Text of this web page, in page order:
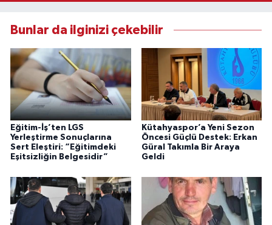
Bunlar da ilginizi çekebilir
Eğitim-İş’ten LGS
Yerleştirme Sonuçlarına
Sert Eleştiri: “Eğitimdeki
Eşitsizliğin Belgesidir”
Kütahyaspor’a Yeni Sezon
Öncesi Güçlü Destek: Erkan
Güral Takımla Bir Araya
Geldi